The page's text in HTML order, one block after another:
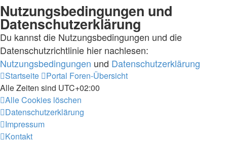
Nutzungsbedingungen und
Datenschutzerklärung
Du kannst die Nutzungsbedingungen und die
Datenschutzrichtlinie hier nachlesen:
Nutzungsbedingungen und Datenschutzerklärung
Startseite Portal Foren-Übersicht
Alle Zeiten sind UTC+02:00
Alle Cookies löschen
Datenschutzerklärung
Impressum
Kontakt